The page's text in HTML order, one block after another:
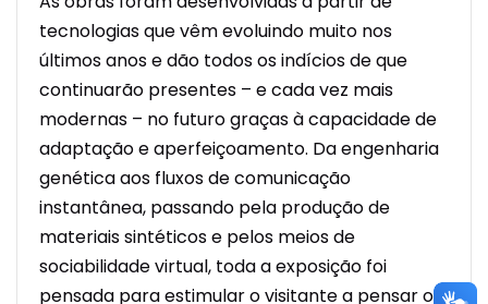
tecnologias que vêm evoluindo muito nos
últimos anos e dão todos os indícios de que
continuarão presentes – e cada vez mais
modernas – no futuro graças à capacidade de
adaptação e aperfeiçoamento. Da engenharia
genética aos fluxos de comunicação
instantânea, passando pela produção de
materiais sintéticos e pelos meios de
sociabilidade virtual, toda a exposição foi
pensada para estimular o visitante a pensar os